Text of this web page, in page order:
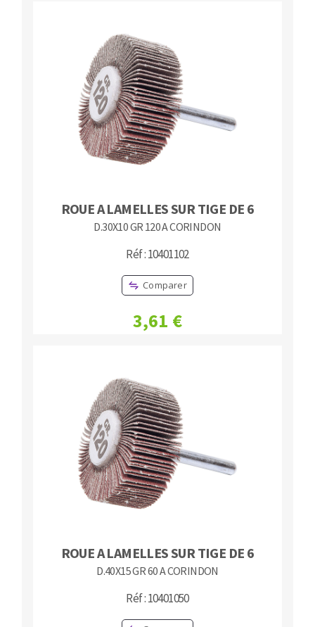
ROUE A LAMELLES SUR TIGE DE 6
D.30X10 GR 120 A CORINDON
Réf : 10401102
Comparer
3,61 €
ROUE A LAMELLES SUR TIGE DE 6
D.40X15 GR 60 A CORINDON
Réf : 10401050